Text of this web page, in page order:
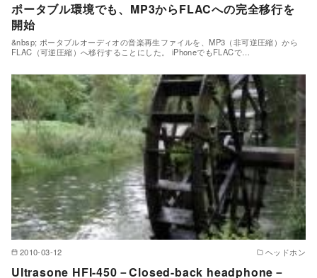
ポータブル環境でも、MP3からFLACへの完全移行を
開始
&nbsp; ポータブルオーディオの音楽再生ファイルを、MP3（非可逆圧縮）から
FLAC（可逆圧縮）へ移行することにした。 iPhoneでもFLACで…
2010-03-12 ヘッドホン
Ultrasone HFI-450－Closed-back headphone－